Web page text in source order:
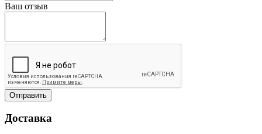
Ваш отзыв
Отправить
Доставка